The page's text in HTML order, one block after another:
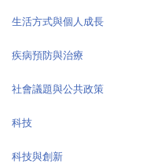
生活方式與個人成長
疾病預防與治療
社會議題與公共政策
科技
科技與創新